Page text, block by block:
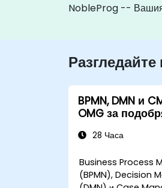
NobleProg --
BPMN, DMN и
OMG за
28 Часа
Business Process
(BPMN), Decision